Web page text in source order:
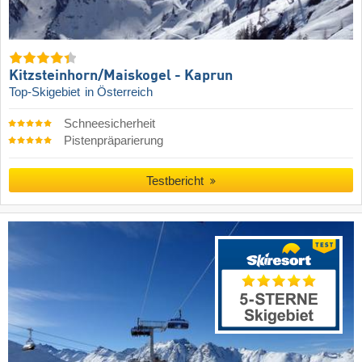
Kitzsteinhorn/​Maiskogel - Kaprun
Top-Skigebiet in Österreich
Schneesicherheit
Pistenpräparierung
Testbericht